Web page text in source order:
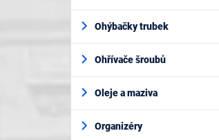
Ohýbačky trubek
Ohřívače šroubů
Oleje a maziva
Organizéry